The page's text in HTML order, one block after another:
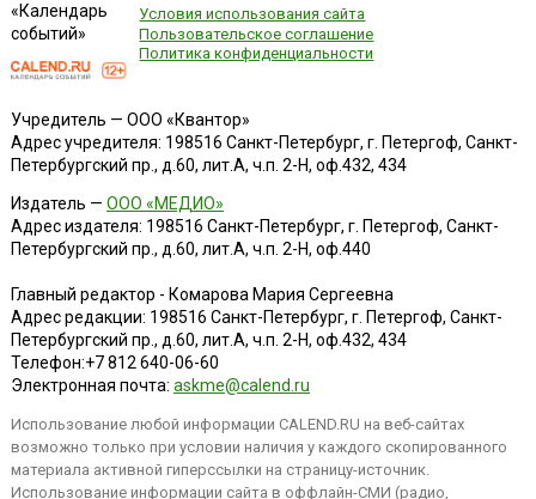
«Календарь
событий»
Условия использования сайта
Пользовательское соглашение
Политика конфиденциальности
Учредитель — ООО «Квантор»
Адрес учредителя: 198516 Санкт-Петербург, г. Петергоф, Санкт-
Петербургский пр., д.60, лит.А, ч.п. 2-Н, оф.432, 434
Издатель — ООО «МЕДИО»
Адрес издателя: 198516 Санкт-Петербург, г. Петергоф, Санкт-
Петербургский пр., д.60, лит.А, ч.п. 2-Н, оф.440
Главный редактор - Комарова Мария Сергеевна
Адрес редакции: 198516 Санкт-Петербург, г. Петергоф, Санкт-
Петербургский пр., д.60, лит.А, ч.п. 2-Н, оф.432, 434
Телефон:+7 812 640-06-60
Электронная почта: askme@calend.ru
Использование любой информации CALEND.RU на веб-сайтах
возможно только при условии наличия у каждого скопированного
материала активной гиперссылки на страницу-источник.
Использование информации сайта в оффлайн-СМИ (радио,